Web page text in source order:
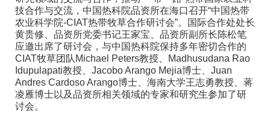
技合作与交流，中国热科院品资所在海口召开“中国热带
农业科学院-CIAT热带牧草合作研讨会”。国际合作处处长
黄贵修、品资所党委书记王家宝、品资所副所长陈松笔
应邀出席了研讨会，与中国热科院保持多年密切合作的
CIAT牧草团队Michael Peters教授、Madhusudana Rao
Idupulapati教授、Jacobo Arango Mejia博士、Juan
Andres Cardoso Arango博士、海南大学王志勇教授、蒋
凌雁博士以及品资所相关领域的专家和研究生参加了研
讨会。